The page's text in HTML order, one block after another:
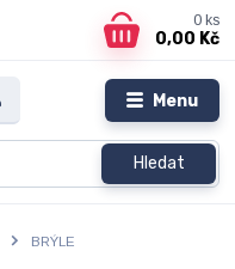
Menu
Hledat
0 ks
0,00 Kč
BRÝLE